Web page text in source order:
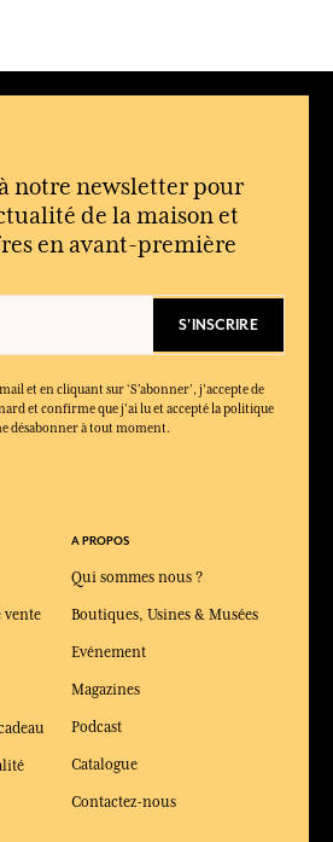
un parfum structuré, élégant et facile
porter Vétiver ?
aussi bien au bureau qu’en soirée
avec un sillage élégant sans être
de toilette dans des formats
démarche durable.
notre newsletter pour
de la maison et
en avant-première
S'INSCRIRE
et en cliquant sur ‘S’abonner’, j'accepte de
et confirme que j'ai lu et accepté la politique
désabonner à tout moment.
vente
A PROPOS
Qui sommes nous ?
Boutiques, Usines & Musées
Evénement
Magazines
Podcast
Catalogue
Contactez-nous